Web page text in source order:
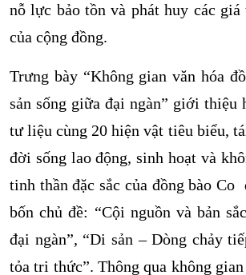
nỗ lực bảo tồn và phát huy các
của cộng đồng.
Trưng bày “Không gian văn hóa
sản sống giữa đại ngàn” giới thiệu
tư liệu cùng 20 hiện vật tiêu biểu,
đời sống lao động, sinh hoạt và
tinh thần đặc sắc của đồng bào Co
bốn chủ đề: “Cội nguồn và bản
đại ngàn”, “Di sản – Dòng chảy
tỏa tri thức”. Thông qua không